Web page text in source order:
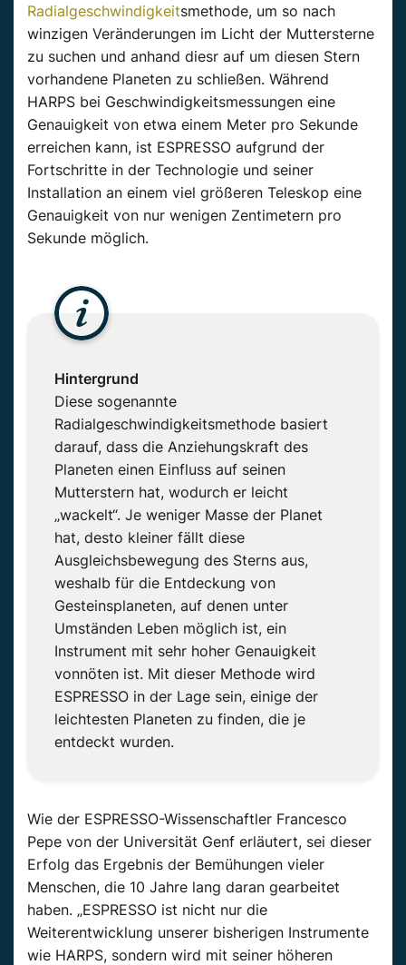
Radialgeschwindigkeitsmethode, um so nach
winzigen Veränderungen im Licht der Muttersterne
zu suchen und anhand diesr auf um diesen Stern
vorhandene Planeten zu schließen. Während
HARPS bei Geschwindigkeitsmessungen eine
Genauigkeit von etwa einem Meter pro Sekunde
erreichen kann, ist ESPRESSO aufgrund der
Fortschritte in der Technologie und seiner
Installation an einem viel größeren Teleskop eine
Genauigkeit von nur wenigen Zentimetern pro
Sekunde möglich.
Hintergrund
Diese sogenannte
Radialgeschwindigkeitsmethode basiert
darauf, dass die Anziehungskraft des
Planeten einen Einfluss auf seinen
Mutterstern hat, wodurch er leicht
„wackelt“. Je weniger Masse der Planet
hat, desto kleiner fällt diese
Ausgleichsbewegung des Sterns aus,
weshalb für die Entdeckung von
Gesteinsplaneten, auf denen unter
Umständen Leben möglich ist, ein
Instrument mit sehr hoher Genauigkeit
vonnöten ist. Mit dieser Methode wird
ESPRESSO in der Lage sein, einige der
leichtesten Planeten zu finden, die je
entdeckt wurden.
Wie der ESPRESSO-Wissenschaftler Francesco
Pepe von der Universität Genf erläutert, sei dieser
Erfolg das Ergebnis der Bemühungen vieler
Menschen, die 10 Jahre lang daran gearbeitet
haben. „ESPRESSO ist nicht nur die
Weiterentwicklung unserer bisherigen Instrumente
wie HARPS, sondern wird mit seiner höheren